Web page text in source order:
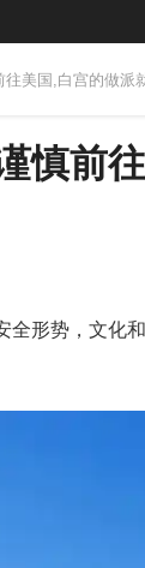
美国,白宫的做派
慎前
全形势，文化